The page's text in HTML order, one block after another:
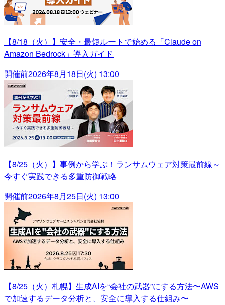
【8/18（火）】安全・最短ルートで始める「Claude on
Amazon Bedrock」導入ガイド
開催前2026年8月18日(火) 13:00
【8/25（火）】事例から学ぶ！ランサムウェア対策最前線～
今すぐ実践できる多重防御戦略
開催前2026年8月25日(火) 13:00
【8/25（火）札幌】生成AIを“会社の武器”にする方法〜AWS
で加速するデータ分析と、安全に導入する仕組み〜